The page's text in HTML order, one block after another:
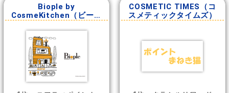
Biople by
CosmeKitchen（ビープ
ン）
COSMETIC TIMES（コ
スメティックタイムズ）